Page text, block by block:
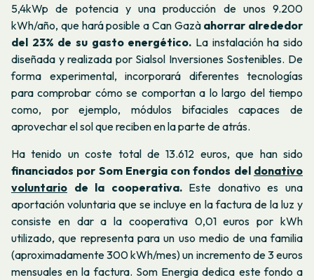
5,4kWp de potencia y una producción de unos 9.200
kWh/año, que hará posible a Can Gazà ahorrar alrededor
del 23% de su gasto energético. La instalación ha sido
diseñada y realizada por Sialsol Inversiones Sostenibles. De
forma experimental, incorporará diferentes tecnologías
para comprobar cómo se comportan a lo largo del tiempo
como, por ejemplo, módulos bifaciales capaces de
aprovechar el sol que reciben en la parte de atrás.
Ha tenido un coste total de 13.612 euros, que han sido
financiados por Som Energia con fondos del donativo
voluntario de la cooperativa.Este donativo es una
aportación voluntaria que se incluye en la factura de la luz y
consiste en dar a la cooperativa 0,01 euros por kWh
utilizado, que representa para un uso medio de una familia
(aproximadamente 300 kWh/mes) un incremento de 3 euros
mensuales en la factura. Som Energia dedica este fondo a